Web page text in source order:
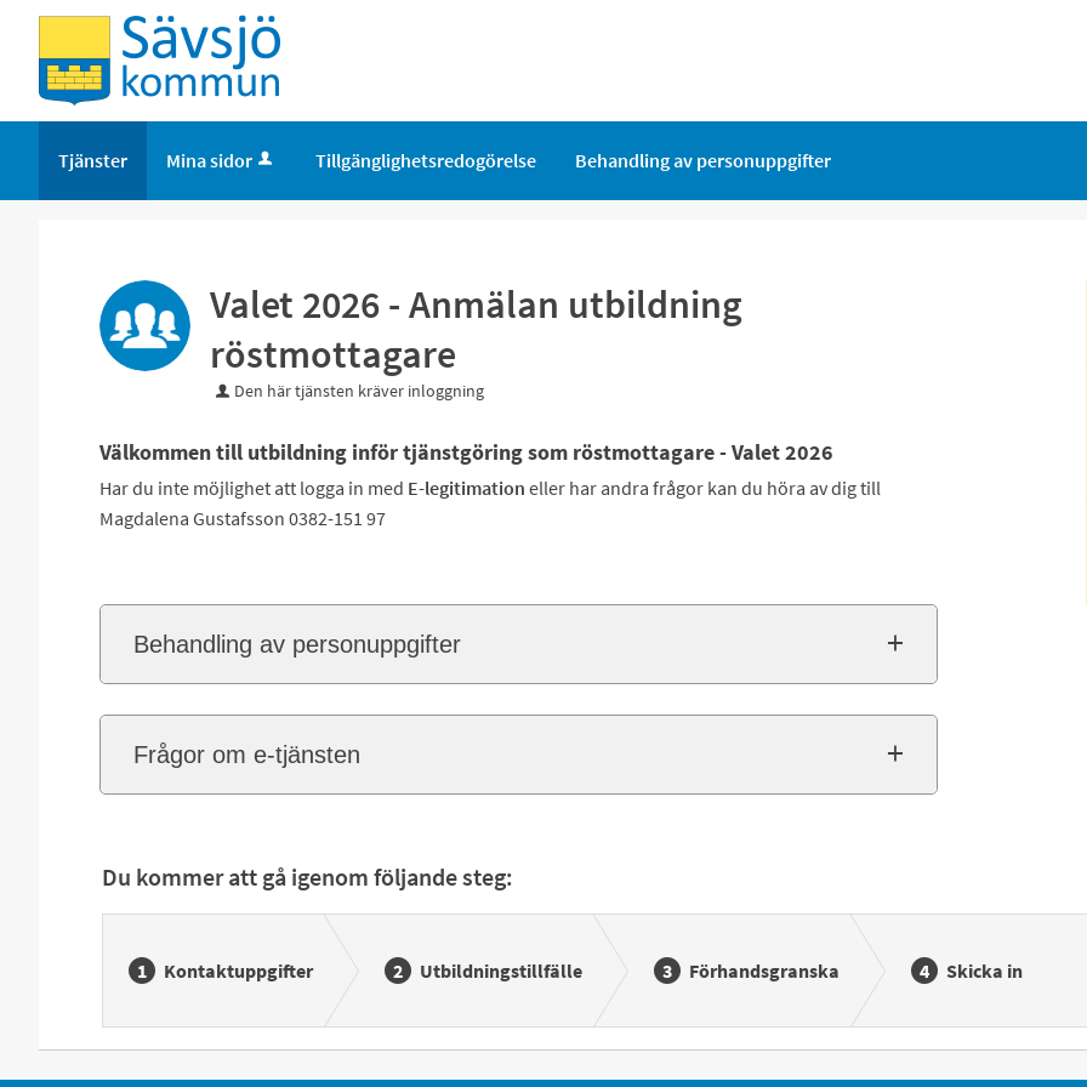
Tjänster Mina sidor Tillgänglighetsredogörelse Behandling av personuppgifter
Valet 2026 - Anmälan utbildning
röstmottagare
Den här tjänsten kräver inloggning
Välkommen till utbildning inför tjänstgöring som röstmottagare - Valet 2026
Har du inte möjlighet att logga in med E-legitimation eller har andra frågor kan du höra av dig till
Magdalena Gustafsson 0382-151 97
Behandling av personuppgifter
Frågor om e-tjänsten
Du kommer att gå igenom följande steg:
Kontaktuppgifter Utbildningstillfälle Förhandsgranska Skicka in